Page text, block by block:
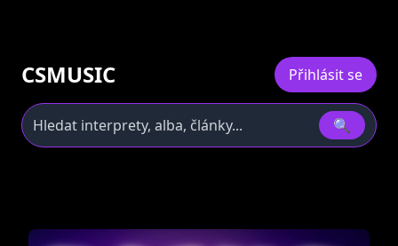
CSMUSIC Přihlásit se
🔍